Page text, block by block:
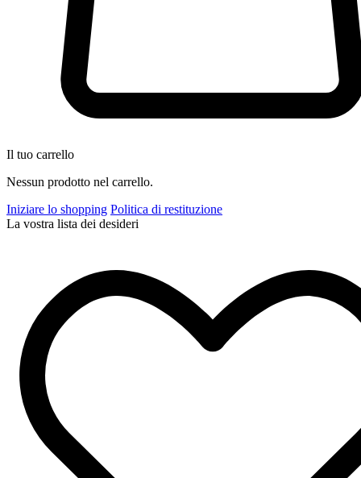
Il tuo carrello
Nessun prodotto nel carrello.
Iniziare lo shopping Politica di restituzione
La vostra lista dei desideri